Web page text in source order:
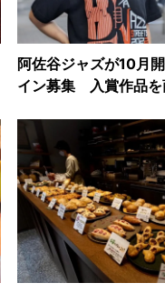
阿佐谷ジャズが10月
イン募集 入賞作品を